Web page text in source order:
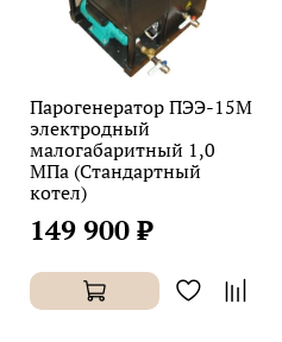
Парогенератор ПЭЭ-15М
электродный
малогабаритный 1,0
МПа (Стандартный
котел)
149 900 ₽